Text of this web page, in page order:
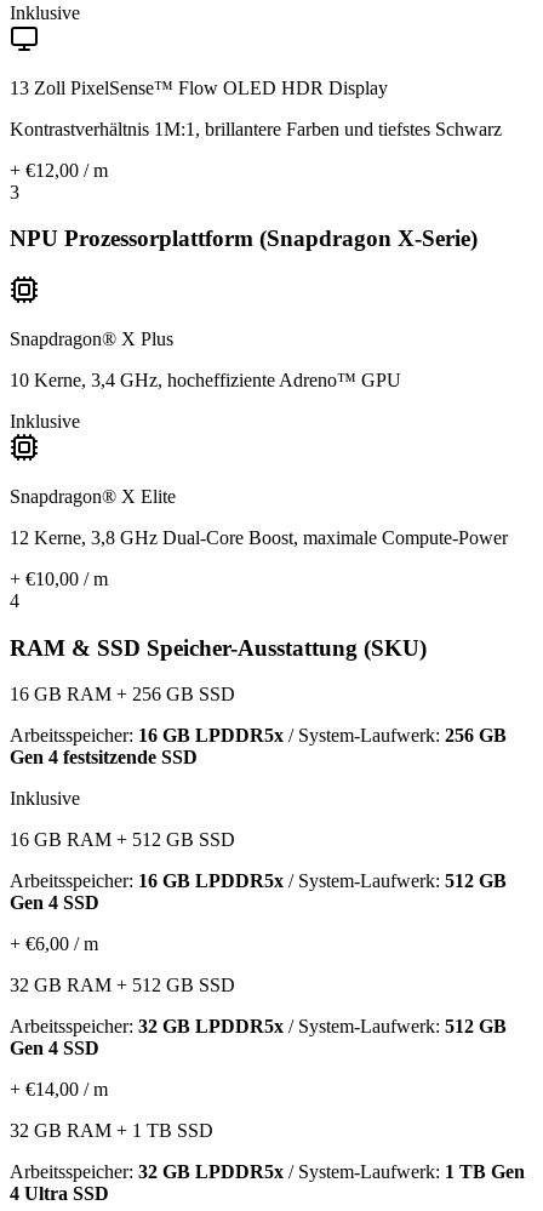
Inklusive
13 Zoll PixelSense™ Flow OLED HDR Display
Kontrastverhältnis 1M:1, brillantere Farben und tiefstes Schwarz
+ €12,00 / m
3
NPU Prozessorplattform (Snapdragon X-Serie)
Snapdragon® X Plus
10 Kerne, 3,4 GHz, hocheffiziente Adreno™ GPU
Inklusive
Snapdragon® X Elite
12 Kerne, 3,8 GHz Dual-Core Boost, maximale Compute-Power
+ €10,00 / m
4
RAM & SSD Speicher-Ausstattung (SKU)
16 GB RAM + 256 GB SSD
Arbeitsspeicher: 16 GB LPDDR5x / System-Laufwerk: 256 GB
Gen 4 festsitzende SSD
Inklusive
16 GB RAM + 512 GB SSD
Arbeitsspeicher: 16 GB LPDDR5x / System-Laufwerk: 512 GB
Gen 4 SSD
+ €6,00 / m
32 GB RAM + 512 GB SSD
Arbeitsspeicher: 32 GB LPDDR5x / System-Laufwerk: 512 GB
Gen 4 SSD
+ €14,00 / m
32 GB RAM + 1 TB SSD
Arbeitsspeicher: 32 GB LPDDR5x / System-Laufwerk: 1 TB Gen
4 Ultra SSD